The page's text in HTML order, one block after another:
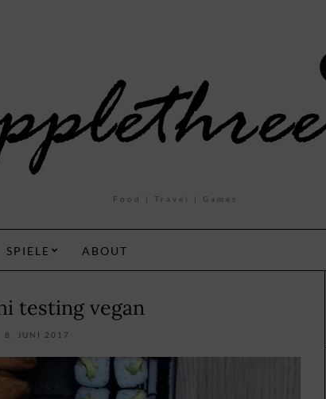
Food | Travel | Games
SPIELE ABOUT
testing vegan
8. JUNI 2017